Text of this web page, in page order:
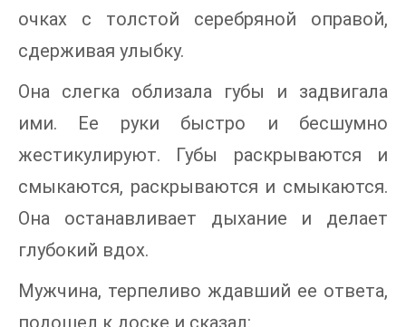
очках с толстой серебряной оправой,
сдерживая улыбку.
Она слегка облизала губы и задвигала
ими. Ее руки быстро и бесшумно
жестикулируют. Губы раскрываются и
смыкаются, раскрываются и смыкаются.
Она останавливает дыхание и делает
глубокий вдох.
Мужчина, терпеливо ждавший ее ответа,
подошел к доске и сказал: